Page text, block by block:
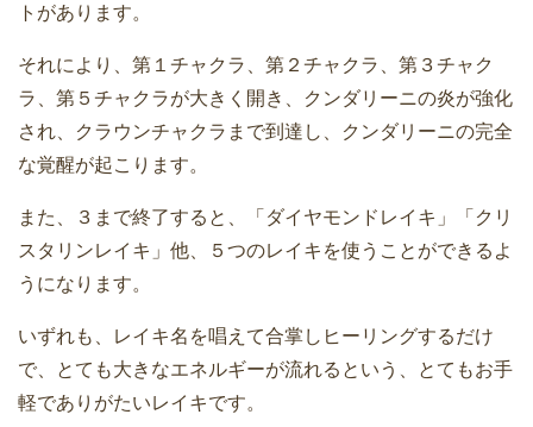
トがあります。
それにより、第１チャクラ、第２チャクラ、第３チャク
ラ、第５チャクラが大きく開き、クンダリーニの炎が強化
され、クラウンチャクラまで到達し、クンダリーニの完全
な覚醒が起こります。
また、３まで終了すると、「ダイヤモンドレイキ」「クリ
スタリンレイキ」他、５つのレイキを使うことができるよ
うになります。
いずれも、レイキ名を唱えて合掌しヒーリングするだけ
で、とても大きなエネルギーが流れるという、とてもお手
軽でありがたいレイキです。